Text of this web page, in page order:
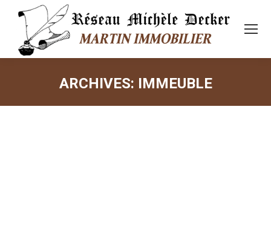
ARCHIVES: IMMEUBLE